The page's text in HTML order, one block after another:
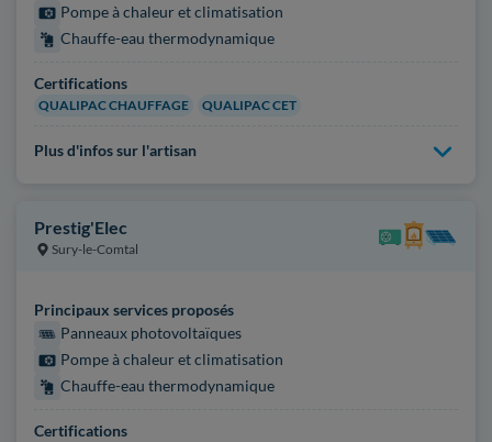
Pompe à chaleur et climatisation
Chauffe-eau thermodynamique
Certifications
QUALIPAC CHAUFFAGE QUALIPAC CET
Plus d'infos sur l'artisan
Prestig'Elec
Sury-le-Comtal
Principaux services proposés
Panneaux photovoltaïques
Pompe à chaleur et climatisation
Chauffe-eau thermodynamique
Certifications